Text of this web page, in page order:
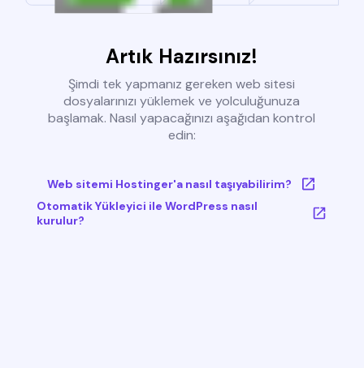
Artık Hazırsınız!
Şimdi tek yapmanız gereken web sitesi
dosyalarınızı yüklemek ve yolculuğunuza
başlamak. Nasıl yapacağınızı aşağıdan kontrol
edin:
Web sitemi Hostinger'a nasıl taşıyabilirim?
Otomatik Yükleyici ile WordPress nasıl
kurulur?